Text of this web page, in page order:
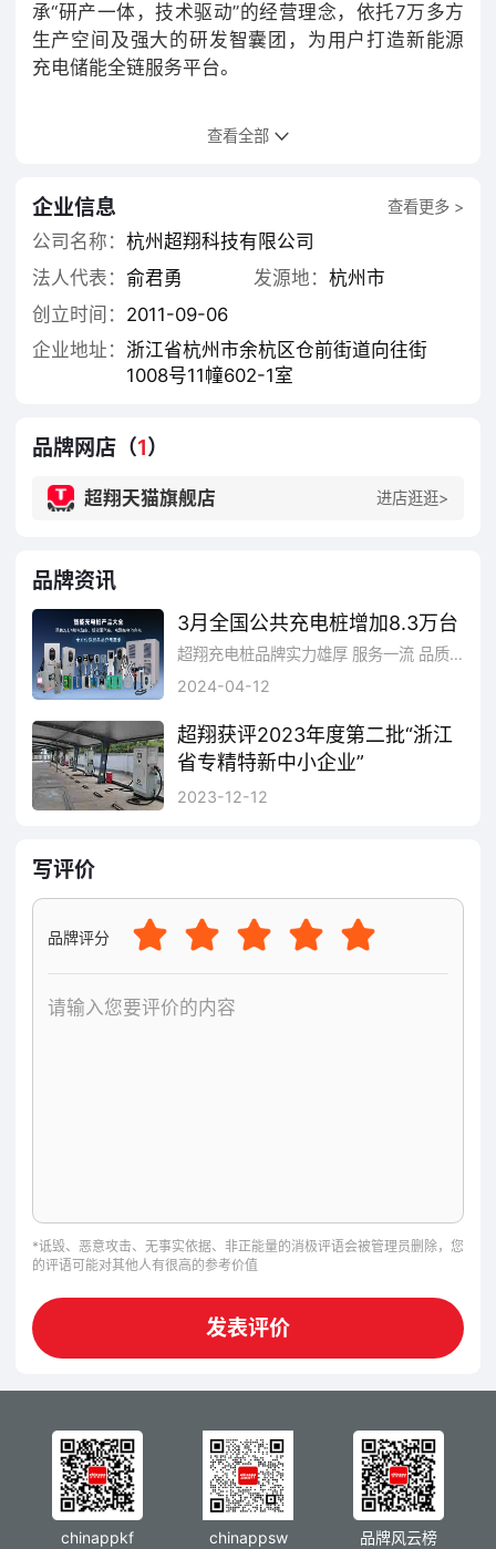
承“研产一体，技术驱动”的经营理念，依托7万多方
生产空间及强大的研发智囊团，为用户打造新能源
充电储能全链服务平台。
等体系认证,并取得了星级售后服务体系认证;公司具
有AAA级资信等级,并获得多项AAA信用单位证书:超
牌”“中国社区充电最佳服务商品牌”。
公司深耕智能充电行业，以“智慧能源，生态战略”为
发展背景，以“精工品质”立足于世，为中国正蓬勃发
查看全部
企业信息 查看更多 >
公司名称： 杭州超翔科技有限公司
法人代表： 俞君勇 发源地： 杭州市
创立时间： 2011-09-06
企业地址： 浙江省杭州市余杭区仓前街道向往街
1008号11幢602-1室
品牌网店（1）
超翔天猫旗舰店 进店逛逛>
品牌资讯
3月全国公共充电桩增加8.3万台
超翔充电桩品牌实力雄厚 服务一流 品质优良！
2024-04-12
超翔获评2023年度第二批“浙江
省专精特新中小企业”
2023-12-12
写评价
品牌评分
*诋毁、恶意攻击、无事实依据、非正能量的消极评语会被管理员删除，您
的评语可能对其他人有很高的参考价值
发表评价
chinappkf chinappsw 品牌风云榜